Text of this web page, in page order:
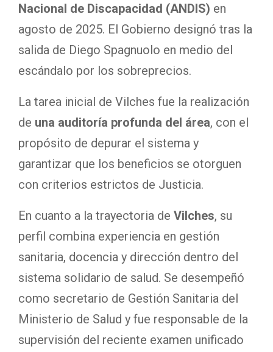
Nacional de Discapacidad (ANDIS) en
agosto de 2025. El Gobierno designó tras la
salida de Diego Spagnuolo en medio del
escándalo por los sobreprecios.
La tarea inicial de Vilches fue la realización
de una auditoría profunda del área, con el
propósito de depurar el sistema y
garantizar que los beneficios se otorguen
con criterios estrictos de Justicia.
En cuanto a la trayectoria de Vilches, su
perfil combina experiencia en gestión
sanitaria, docencia y dirección dentro del
sistema solidario de salud. Se desempeñó
como secretario de Gestión Sanitaria del
Ministerio de Salud y fue responsable de la
supervisión del reciente examen unificado